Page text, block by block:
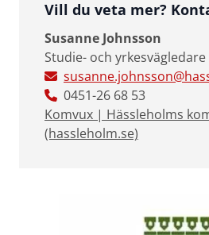
Vill du veta mer?
Susanne Johnsson
Studie- och yrkesvägledare
0451-26 68 53
Komvux | Hässleholms
(hassleholm.se)